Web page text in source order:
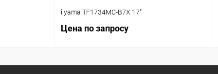
iiyama TF1734MC-B7X 17"
Цена по запросу